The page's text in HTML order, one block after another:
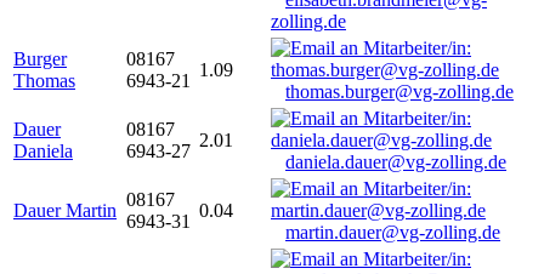
zolling.de
Burger
Thomas
08167
6943-21
1.09
thomas.burger@vg-zolling.de
Dauer
Daniela
08167
6943-27
2.01
daniela.dauer@vg-zolling.de
Dauer Martin
08167
6943-31
0.04
martin.dauer@vg-zolling.de